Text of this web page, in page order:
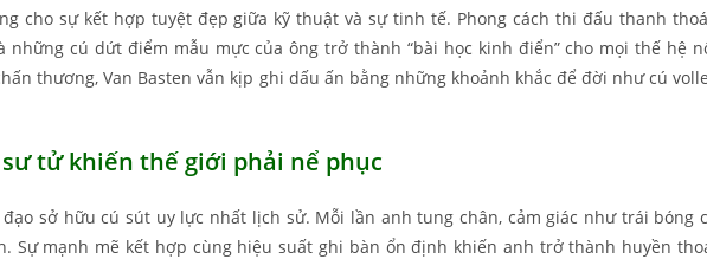
cho sự kết hợp tuyệt đẹp giữa kỹ thuật và sự tinh tế. Phong cách thi đấu thanh
những cú dứt điểm mẫu mực của ông trở thành “bài học kinh điển” cho mọi thế hệ
thương, Van Basten vẫn kịp ghi dấu ấn bằng những khoảnh khắc để đời như cú
tử khiến thế giới phải nể phục
sở hữu cú sút uy lực nhất lịch sử. Mỗi lần anh tung chân, cảm giác như trái bóng
Sự mạnh mẽ kết hợp cùng hiệu suất ghi bàn ổn định khiến anh trở thành huyền